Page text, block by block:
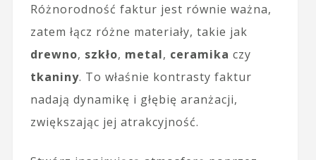
Różnorodność faktur jest równie ważna,
zatem łącz różne materiały, takie jak
drewno, szkło, metal, ceramika czy
tkaniny. To właśnie kontrasty faktur
nadają dynamikę i głębię aranżacji,
zwiększając jej atrakcyjność.